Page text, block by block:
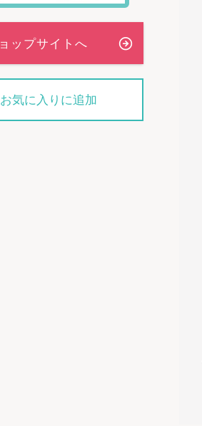
お気に入りに追加